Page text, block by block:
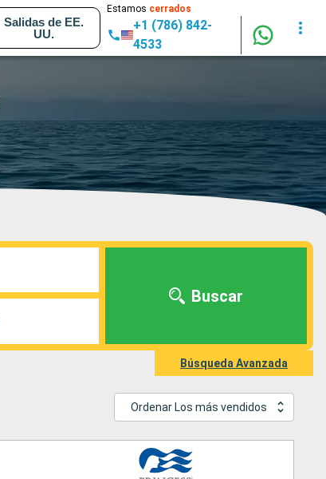
Salidas de EE.
UU.
Estamos cerrados
+1 (786) 842-
4533
Buscar
Búsqueda Avanzada
Ordenar Los más vendidos